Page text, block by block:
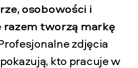
osobowości i
tworzą markę
zdjęcia
kto pracuje w